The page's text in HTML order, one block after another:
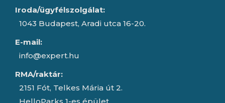
Iroda/ügyfélszolgálat:
1043 Budapest, Aradi utca 16-20.
E-mail:
info@expert.hu
RMA/raktár:
2151 Fót, Telkes Mária út 2.